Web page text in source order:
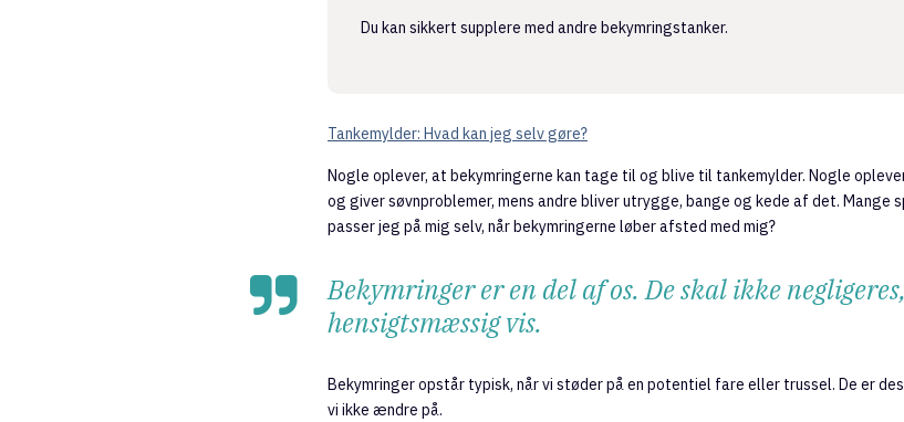
Du kan sikkert supplere med andre bekymringstanker.
Tankemylder: Hvad kan jeg selv gøre?
Nogle oplever, at bekymringerne kan tage til og blive til tankemylder. Nogle
og giver søvnproblemer, mens andre bliver utrygge, bange og kede af det. Mange
passer jeg på mig selv, når bekymringerne løber afsted med mig?
Bekymringer er en del af os. De skal ikke
hensigtsmæssig vis.
Bekymringer opstår typisk, når vi støder på en potentiel fare eller trussel. De er
vi ikke ændre på.